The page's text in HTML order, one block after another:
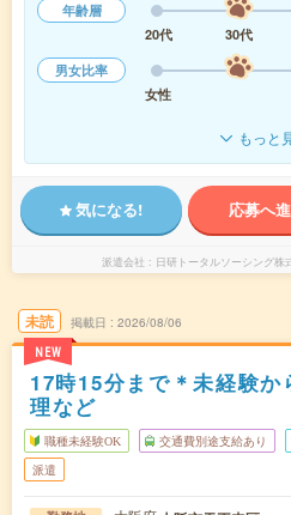
年齢層
20代
30代
男女比率
女性
もっと
気になる! 応募へ
派遣会社 日研トータルソーシング
未読
NEW
掲載日 2026/08/06
17時15分まで＊未経験
理など
職種未経験OK 交通費別途支給あり
派遣